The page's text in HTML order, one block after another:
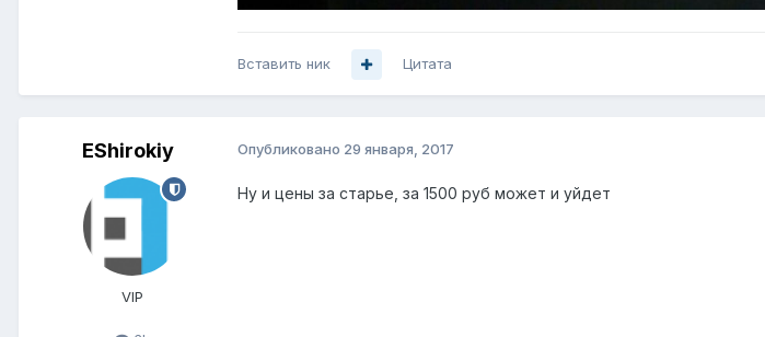
Вставить ник Цитата
EShirokiy
VIP
Опубликовано 29 января, 2017
Ну и цены за старье, за 1500 руб может и уйдет